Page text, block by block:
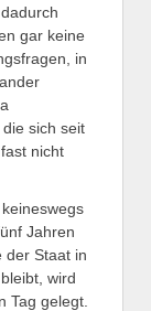
gar keine
in
sich seit
nicht
Jahren
der Staat in
wird
Tag gelegt.